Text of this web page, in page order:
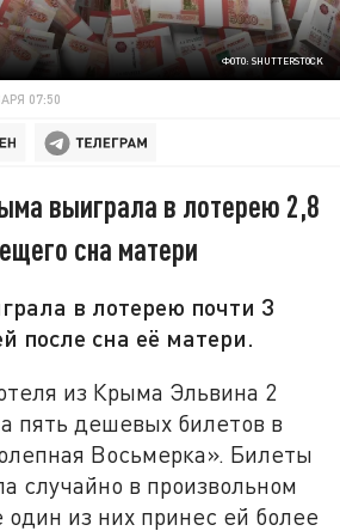
ФОТО: SHUTTERSTOCK
07:50
выиграла в лотерею 2,8
сна матери
в лотерею почти 3
после сна её матери.
из Крыма Эльвина 2
пять дешевых билетов в
Восьмерка». Билеты
случайно в произвольном
один из них принес ей более